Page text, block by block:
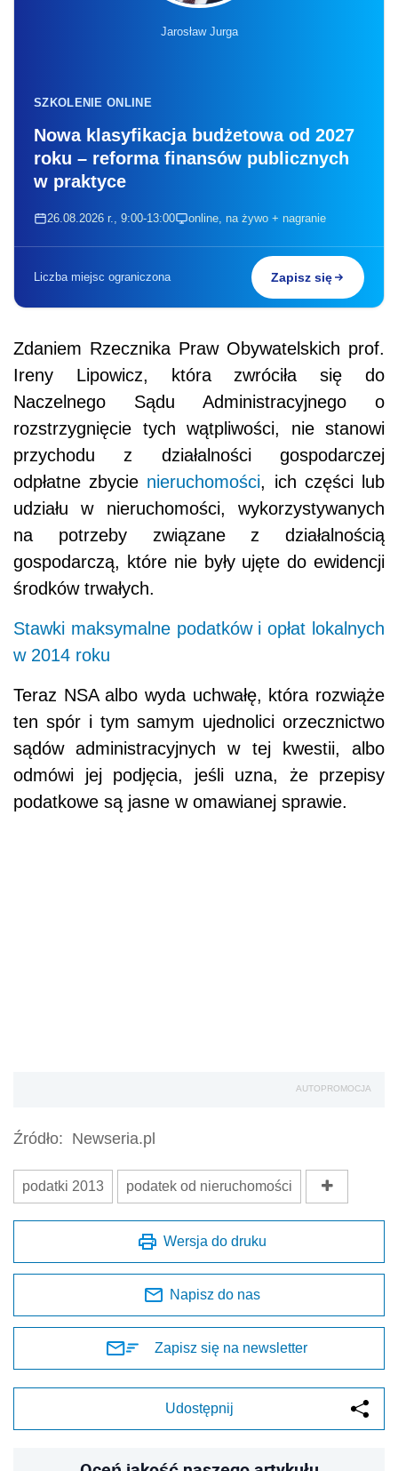
Jarosław Jurga
SZKOLENIE ONLINE
Nowa klasyfikacja budżetowa od 2027
roku – reforma finansów publicznych
w praktyce
26.08.2026 r., 9:00-13:00 online, na żywo + nagranie
Liczba miejsc ograniczona Zapisz się
Zdaniem Rzecznika Praw Obywatelskich prof.
Ireny Lipowicz, która zwróciła się do
Naczelnego Sądu Administracyjnego o
rozstrzygnięcie tych wątpliwości, nie stanowi
przychodu z działalności gospodarczej
odpłatne zbycie nieruchomości, ich części lub
udziału w nieruchomości, wykorzystywanych
na potrzeby związane z działalnością
gospodarczą, które nie były ujęte do ewidencji
środków trwałych.
Stawki maksymalne podatków i opłat lokalnych
w 2014 roku
Teraz NSA albo wyda uchwałę, która rozwiąże
ten spór i tym samym ujednolici orzecznictwo
sądów administracyjnych w tej kwestii, albo
odmówi jej podjęcia, jeśli uzna, że przepisy
podatkowe są jasne w omawianej sprawie.
AUTOPROMOCJA
Źródło: Newseria.pl
podatki 2013 podatek od nieruchomości
Wersja do druku
Napisz do nas
Zapisz się na newsletter
Udostępnij